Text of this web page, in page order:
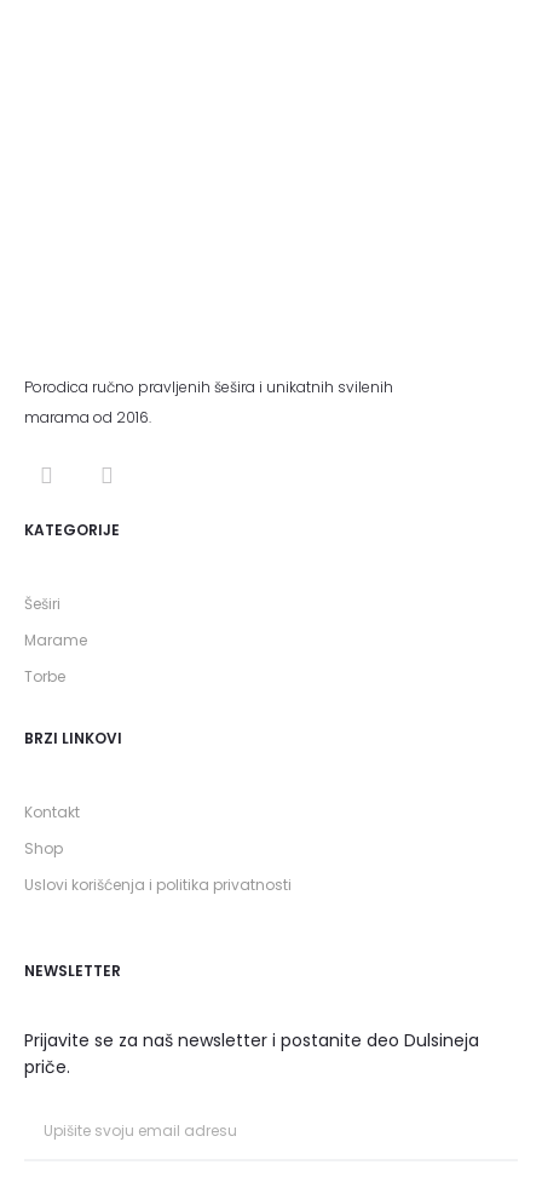
Porodica ručno pravljenih šešira i unikatnih svilenih
marama od 2016.
KATEGORIJE
Šeširi
Marame
Torbe
BRZI LINKOVI
Kontakt
Shop
Uslovi korišćenja i politika privatnosti
NEWSLETTER
Prijavite se za naš newsletter i postanite deo Dulsineja
priče.